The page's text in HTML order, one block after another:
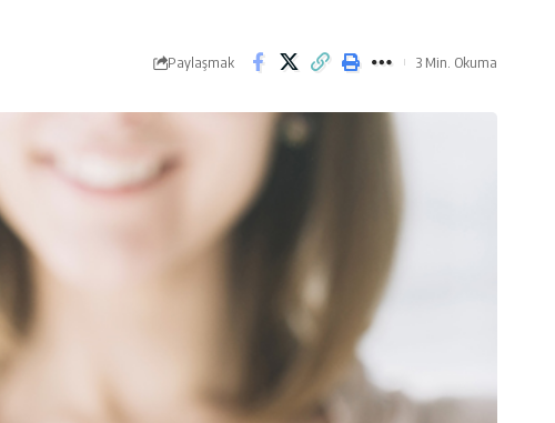
Paylaşmak 3 Min. Okuma